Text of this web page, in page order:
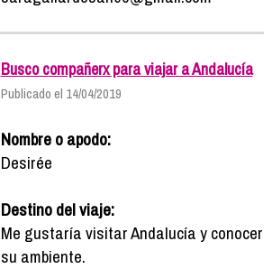
Busco compañerx para viajar a Andalucía
Publicado el 14/04/2019
Nombre o apodo:
Desirée
Destino del viaje:
Me gustaría visitar Andalucía y conocer
su ambiente.